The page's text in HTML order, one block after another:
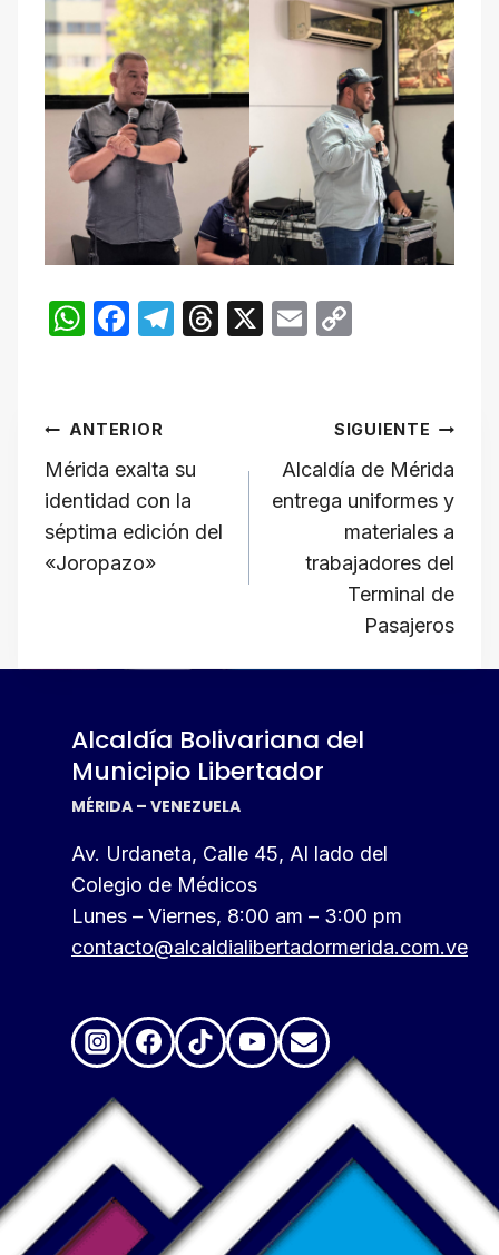
W
s
A
p
p
F
e
b
o
o
k
T
a
m
T
X
E
y
Li
n
k
Navegación
de
entradas
ANTERIOR
​Mérida exalta su
identidad con la
séptima edición del
«Joropazo»
SIGUIENTE
Alcaldía de Mérida
entrega uniformes y
materiales a
trabajadores del
Terminal de
Pasajeros
Alcaldía Bolivariana del
Municipio Libertador
MÉRIDA – VENEZUELA
Av. Urdaneta, Calle 45, Al lado del
Colegio de Médicos
Lunes – Viernes, 8:00 am – 3:00 pm
contacto@alcaldialibertadormerida.com.ve